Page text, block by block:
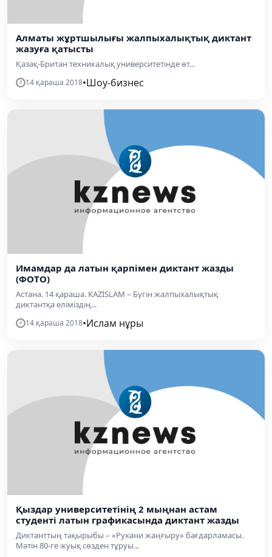
Алматы жұртшылығы жалпыхалықтық диктант
жазуға қатысты
Қазақ-Британ техникалық университетінде өт...
14 қараша 2018•Шоу-бизнес
Имамдар да латын қарпімен диктант жазды
(ФОТО)
Астана. 14 қараша. KAZISLAM – Бүгін жалпыхалықтық
диктантқа еліміздің...
14 қараша 2018•Ислам нұры
Қыздар университетінің 2 мыңнан астам
студенті латын графикасында диктант жазды
Диктанттың тақырыбы – «Рухани жаңғыру» бағдарламасы.
Мәтін 80-ге жуық сөзден тұруы...